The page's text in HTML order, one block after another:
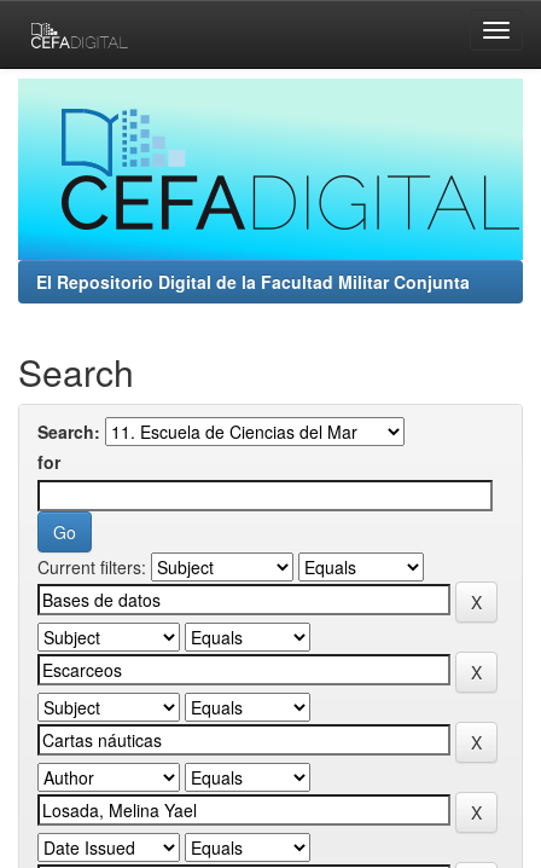
navigation
El Repositorio Digital de la Facultad Militar Conjunta
Search
Search:
for
Current filters: